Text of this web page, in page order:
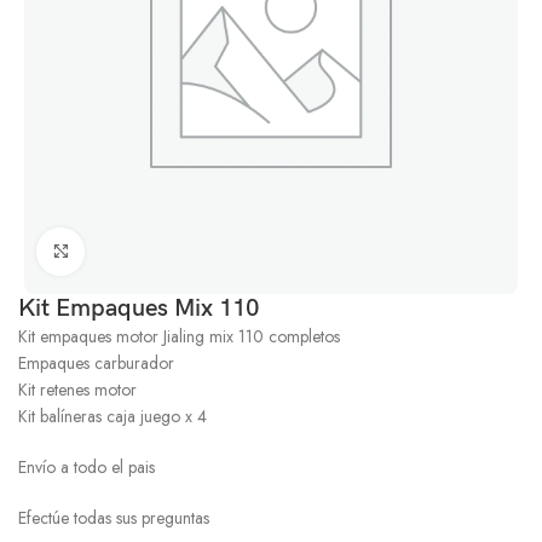
Kit Empaques Mix 110
Kit empaques motor Jialing mix 110 completos
Empaques carburador
Kit retenes motor
Kit balíneras caja juego x 4
Envío a todo el pais
Efectúe todas sus preguntas